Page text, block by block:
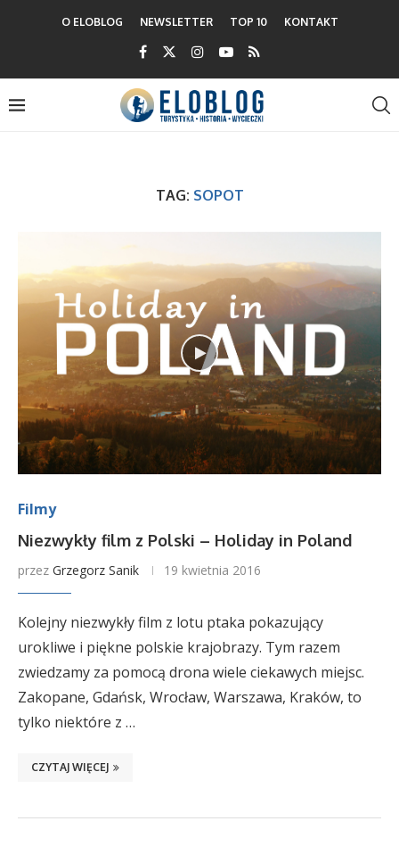
O ELOBLOG NEWSLETTER TOP 10 KONTAKT
TAG: SOPOT
Filmy
Niezwykły film z Polski – Holiday in Poland
przez Grzegorz Sanik 19 kwietnia 2016
Kolejny niezwykły film z lotu ptaka pokazujący
urokliwe i piękne polskie krajobrazy. Tym razem
zwiedzamy za pomocą drona wiele ciekawych miejsc.
Zakopane, Gdańsk, Wrocław, Warszawa, Kraków, to
tylko niektóre z …
CZYTAJ WIĘCEJ